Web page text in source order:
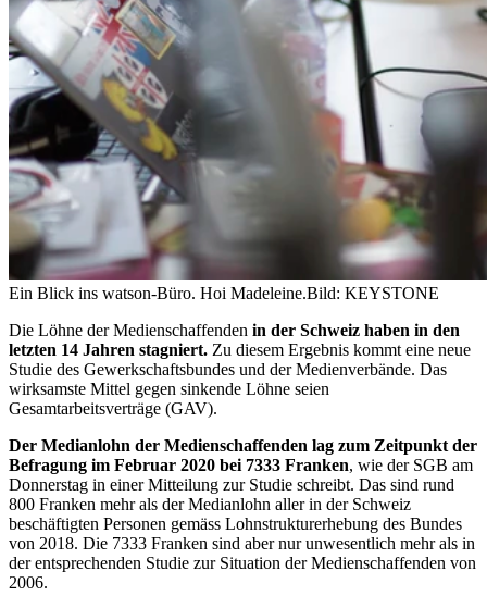
Ein Blick ins watson-Büro. Hoi Madeleine.Bild: KEYSTONE
Die Löhne der Medienschaffenden in der Schweiz haben in den
letzten 14 Jahren stagniert. Zu diesem Ergebnis kommt eine neue
Studie des Gewerkschaftsbundes und der Medienverbände. Das
wirksamste Mittel gegen sinkende Löhne seien
Gesamtarbeitsverträge (GAV).
Der Medianlohn der Medienschaffenden lag zum Zeitpunkt der
Befragung im Februar 2020 bei 7333 Franken, wie der SGB am
Donnerstag in einer Mitteilung zur Studie schreibt. Das sind rund
800 Franken mehr als der Medianlohn aller in der Schweiz
beschäftigten Personen gemäss Lohnstrukturerhebung des Bundes
von 2018. Die 7333 Franken sind aber nur unwesentlich mehr als in
der entsprechenden Studie zur Situation der Medienschaffenden von
2006.